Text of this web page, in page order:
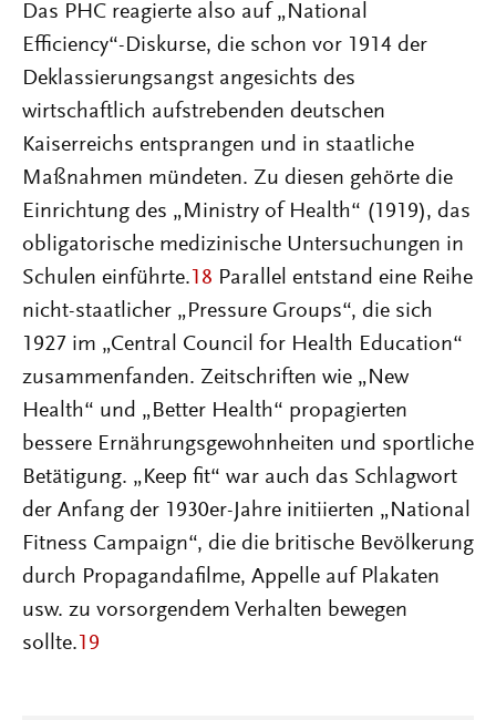
Das PHC reagierte also auf „National
Efficiency“-Diskurse, die schon vor 1914 der
Deklassierungsangst angesichts des
wirtschaftlich aufstrebenden deutschen
Kaiserreichs entsprangen und in staatliche
Maßnahmen mündeten. Zu diesen gehörte die
Einrichtung des „Ministry of Health“ (1919), das
obligatorische medizinische Untersuchungen in
Schulen einführte.18 Parallel entstand eine Reihe
nicht-staatlicher „Pressure Groups“, die sich
1927 im „Central Council for Health Education“
zusammenfanden. Zeitschriften wie „New
Health“ und „Better Health“ propagierten
bessere Ernährungsgewohnheiten und sportliche
Betätigung. „Keep fit“ war auch das Schlagwort
der Anfang der 1930er-Jahre initiierten „National
Fitness Campaign“, die die britische Bevölkerung
durch Propagandafilme, Appelle auf Plakaten
usw. zu vorsorgendem Verhalten bewegen
sollte.19